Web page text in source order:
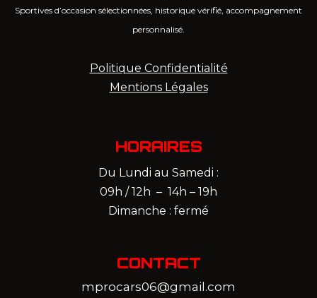
Sportives d’occasion sélectionnées, historique vérifié, accompagnement
personnalisé.
Politique Confidentialité
Mentions Légales
HORAIRES
Du Lundi au Samedi :
09h / 12h – 14h – 19h
Dimanche : fermé
CONTACT
mprocars06@gmail.com